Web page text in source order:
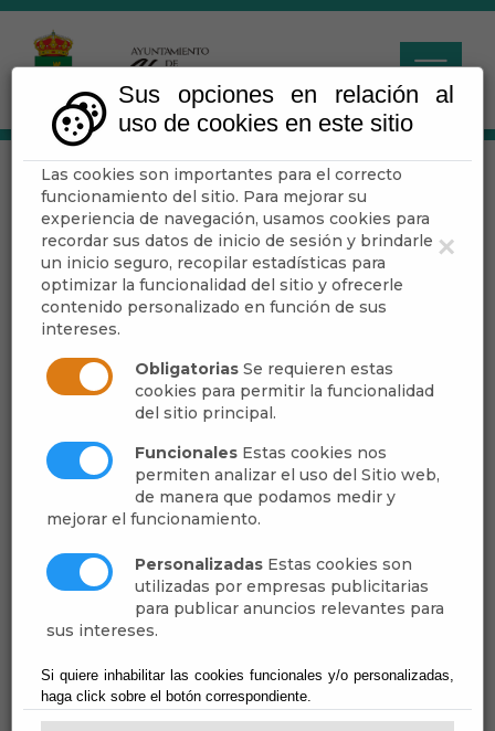
×
Sus opciones en relación al
uso de cookies en este sitio
Las cookies son importantes para el correcto
funcionamiento del sitio. Para mejorar su
experiencia de navegación, usamos cookies para
recordar sus datos de inicio de sesión y brindarle
un inicio seguro, recopilar estadísticas para
optimizar la funcionalidad del sitio y ofrecerle
contenido personalizado en función de sus
intereses.
Obligatorias Se requieren estas
cookies para permitir la funcionalidad
del sitio principal.
Funcionales Estas cookies nos
permiten analizar el uso del Sitio web,
de manera que podamos medir y
mejorar el funcionamiento.
Personalizadas Estas cookies son
utilizadas por empresas publicitarias
para publicar anuncios relevantes para
sus intereses.
Si quiere inhabilitar las cookies funcionales y/o personalizadas,
haga click sobre el botón correspondiente.
LA JAIROLA-EL
CASTILLEJO (PR-A
303)
Escuchar